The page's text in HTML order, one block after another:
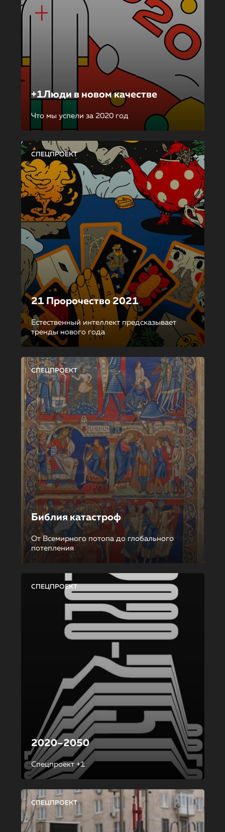
+1Люди в новом качестве
Что мы успели за 2020 год
СПЕЦПРОЕКТ
21 Пророчество 2021
Естественный интеллект предсказывает
тренды нового года
СПЕЦПРОЕКТ
Библия катастроф
От Всемирного потопа до глобального
потепления
СПЕЦПРОЕКТ
2020–2050
Спецпроект +1
СПЕЦПРОЕКТ